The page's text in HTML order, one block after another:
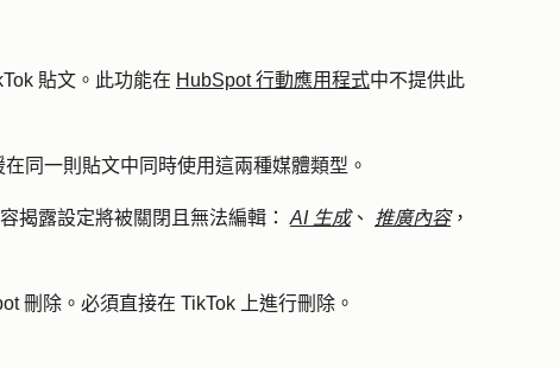
貼文。此功能在 HubSpot 行動應用程式中不提供此
同一則貼文中同時使用這兩種媒體類型。
揭露設定將被關閉且無法編輯： AI 生成、 推廣內容，
刪除。必須直接在 TikTok 上進行刪除。